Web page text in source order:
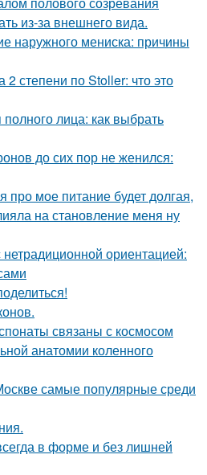
из-за внешнего вида.
наружного мениска: причины
степени по Stoller: что это
лица: как выбрать
до сих пор не женился:
про мое питание будет долгая,
на становление меня ну
ориентацией:
связаны с космосом
анатомии коленного
самые популярные среди
в форме и без лишней